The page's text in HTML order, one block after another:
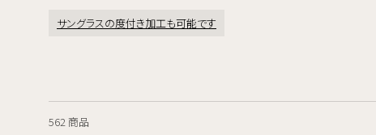
サングラスの度付き加工も可能です
562 商品